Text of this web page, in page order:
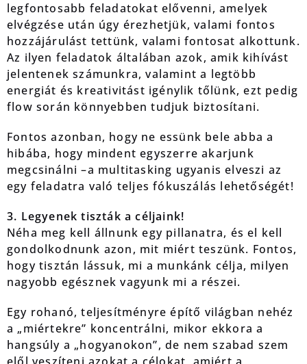
legfontosabb feladatokat elővenni, amelyek
elvégzése után úgy érezhetjük, valami fontos
hozzájárulást tettünk, valami fontosat alkottunk.
Az ilyen feladatok általában azok, amik kihívást
jelentenek számunkra, valamint a legtöbb
energiát és kreativitást igénylik tőlünk, ezt pedig
flow során könnyebben tudjuk biztosítani.
Fontos azonban, hogy ne essünk bele abba a
hibába, hogy mindent egyszerre akarjunk
megcsinálni –a multitasking ugyanis elveszi az
egy feladatra való teljes fókuszálás lehetőségét!
3. Legyenek tiszták a céljaink!
Néha meg kell állnunk egy pillanatra, és el kell
gondolkodnunk azon, mit miért teszünk. Fontos,
hogy tisztán lássuk, mi a munkánk célja, milyen
nagyobb egésznek vagyunk mi a részei.
Egy rohanó, teljesítményre építő világban nehéz
a „miértekre” koncentrálni, mikor ekkora a
hangsúly a „hogyanokon”, de nem szabad szem